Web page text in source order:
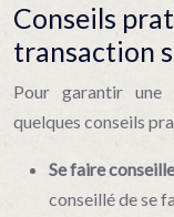
Conseils
transaction
Pour garantir une
quelques conseils
Se faire
conseillé de se